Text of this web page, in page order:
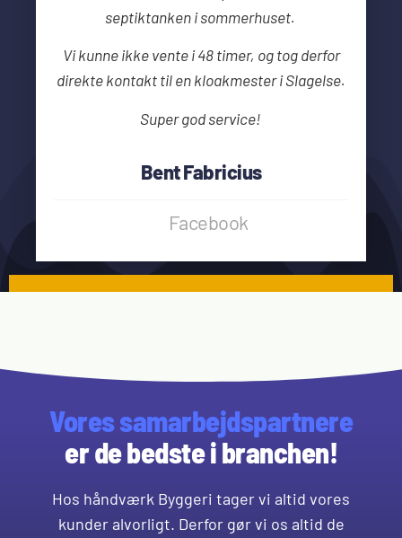
septiktanken i sommerhuset.
Vi kunne ikke vente i 48 timer, og tog derfor
direkte kontakt til en kloakmester i Slagelse.
Super god service!
Bent Fabricius
Facebook
Vores samarbejdspartnere
er de bedste i branchen!
Hos håndværk Byggeri tager vi altid vores
kunder alvorligt. Derfor gør vi os altid de